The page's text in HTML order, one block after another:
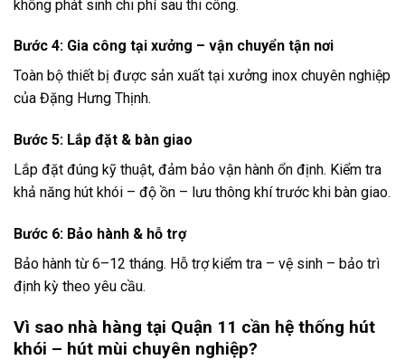
không phát sinh chi phí sau thi công.
Bước 4: Gia công tại xưởng – vận chuyển tận nơi
Toàn bộ thiết bị được sản xuất tại xưởng inox chuyên nghiệp
của Đặng Hưng Thịnh.
Bước 5: Lắp đặt & bàn giao
Lắp đặt đúng kỹ thuật, đảm bảo vận hành ổn định. Kiểm tra
khả năng hút khói – độ ồn – lưu thông khí trước khi bàn giao.
Bước 6: Bảo hành & hỗ trợ
Bảo hành từ 6–12 tháng. Hỗ trợ kiểm tra – vệ sinh – bảo trì
định kỳ theo yêu cầu.
Vì sao nhà hàng tại Quận 11 cần hệ thống hút
khói – hút mùi chuyên nghiệp?